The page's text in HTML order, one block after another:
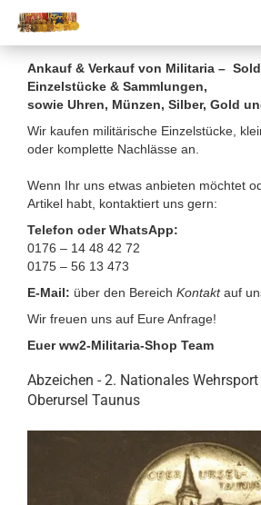
Ankauf & Verkauf von Militaria –
Einzelstücke & Sammlungen,
sowie Uhren, Münzen, Silber, Gold
Wir kaufen militärische Einzelstücke,
oder komplette Nachlässe an.
Wenn Ihr uns etwas anbieten möchtet
Artikel habt, kontaktiert uns gern:
Telefon oder WhatsApp:
0176 – 14 48 42 72
0175 – 56 13 473
E-Mail: über den Bereich Kontakt auf
Wir freuen uns auf Eure Anfrage!
Euer ww2-Militaria-Shop Team
Abzeichen - 2. Nationales
Oberursel Taunus